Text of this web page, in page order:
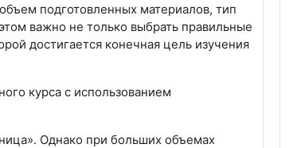
подготовленных материалов, тип
важно не только выбрать правильные
достигается конечная цель изучения
курса с использованием
Однако при больших объемах